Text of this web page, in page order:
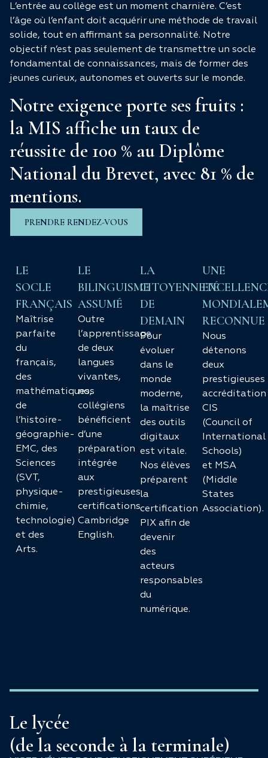
L’entrée au collège est un moment charnière. C’est
l’âge où l’enfant doit acquérir une méthode de travail
solide, tout en affirmant sa personnalité. Notre
objectif n’est pas seulement de transmettre un socle
fondamental de connaissances, mais de former des
jeunes curieux, autonomes et ouverts sur le monde.
Notre exigence porte ses fruits :
la MIS affiche un taux de
réussite de 100 % au Diplôme
National du Brevet, avec 81 % de
mentions.
PRENDRE RENDEZ-VOUS
LE
SOCLE
FRANÇAIS
Maîtrise
parfaite
du
français,
des
mathématiques,
de
l’histoire-
géographie-
EMC, des
Sciences
(SVT,
physique-
chimie,
technologie)
et des
Arts.
LE
BILINGUISME
ASSUMÉ
Outre
l’apprentissage
de deux
langues
vivantes,
nos
collégiens
bénéficient
d’une
préparation
intégrée
aux
prestigieuses
certifications
Cambridge
English.
LA
CITOYENNETÉ
DE
DEMAIN
Pour
évoluer
dans le
monde
moderne,
la maîtrise
des outils
digitaux
est vitale.
Nos élèves
préparent
la
certification
PIX afin de
devenir
des
acteurs
responsables
du
numérique.
UNE
RECONNUE
Nous
détenons
deux
prestigieuses
accréditation
CIS
(Council of
International
Schools)
et MSA
(Middle
States
Association).
Le lycée
(de la seconde à la terminale)